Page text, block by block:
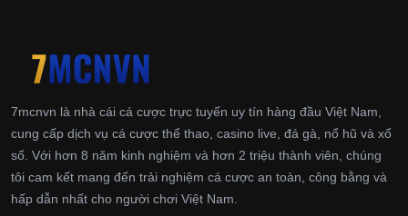
7mcnvn là nhà cái cá cược trực tuyến uy tín hàng đầu Việt Nam,
cung cấp dịch vụ cá cược thể thao, casino live, đá gà, nổ hũ và xổ
số. Với hơn 8 năm kinh nghiệm và hơn 2 triệu thành viên, chúng
tôi cam kết mang đến trải nghiệm cá cược an toàn, công bằng và
hấp dẫn nhất cho người chơi Việt Nam.